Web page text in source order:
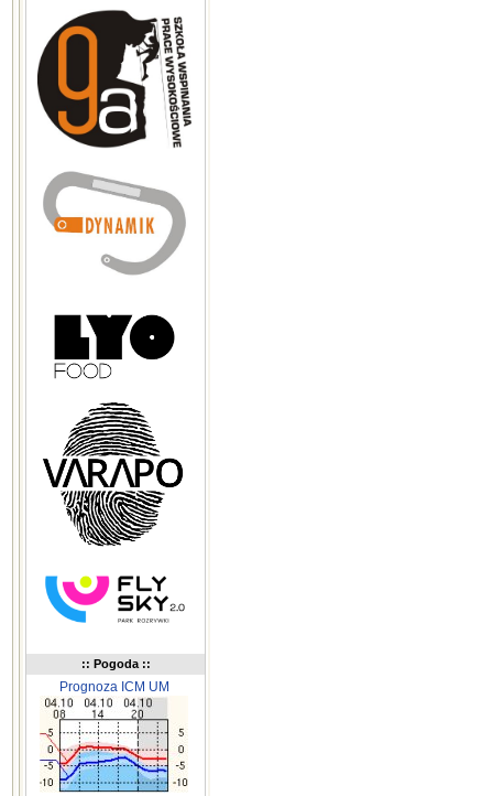
:: Pogoda ::
Prognoza ICM UM